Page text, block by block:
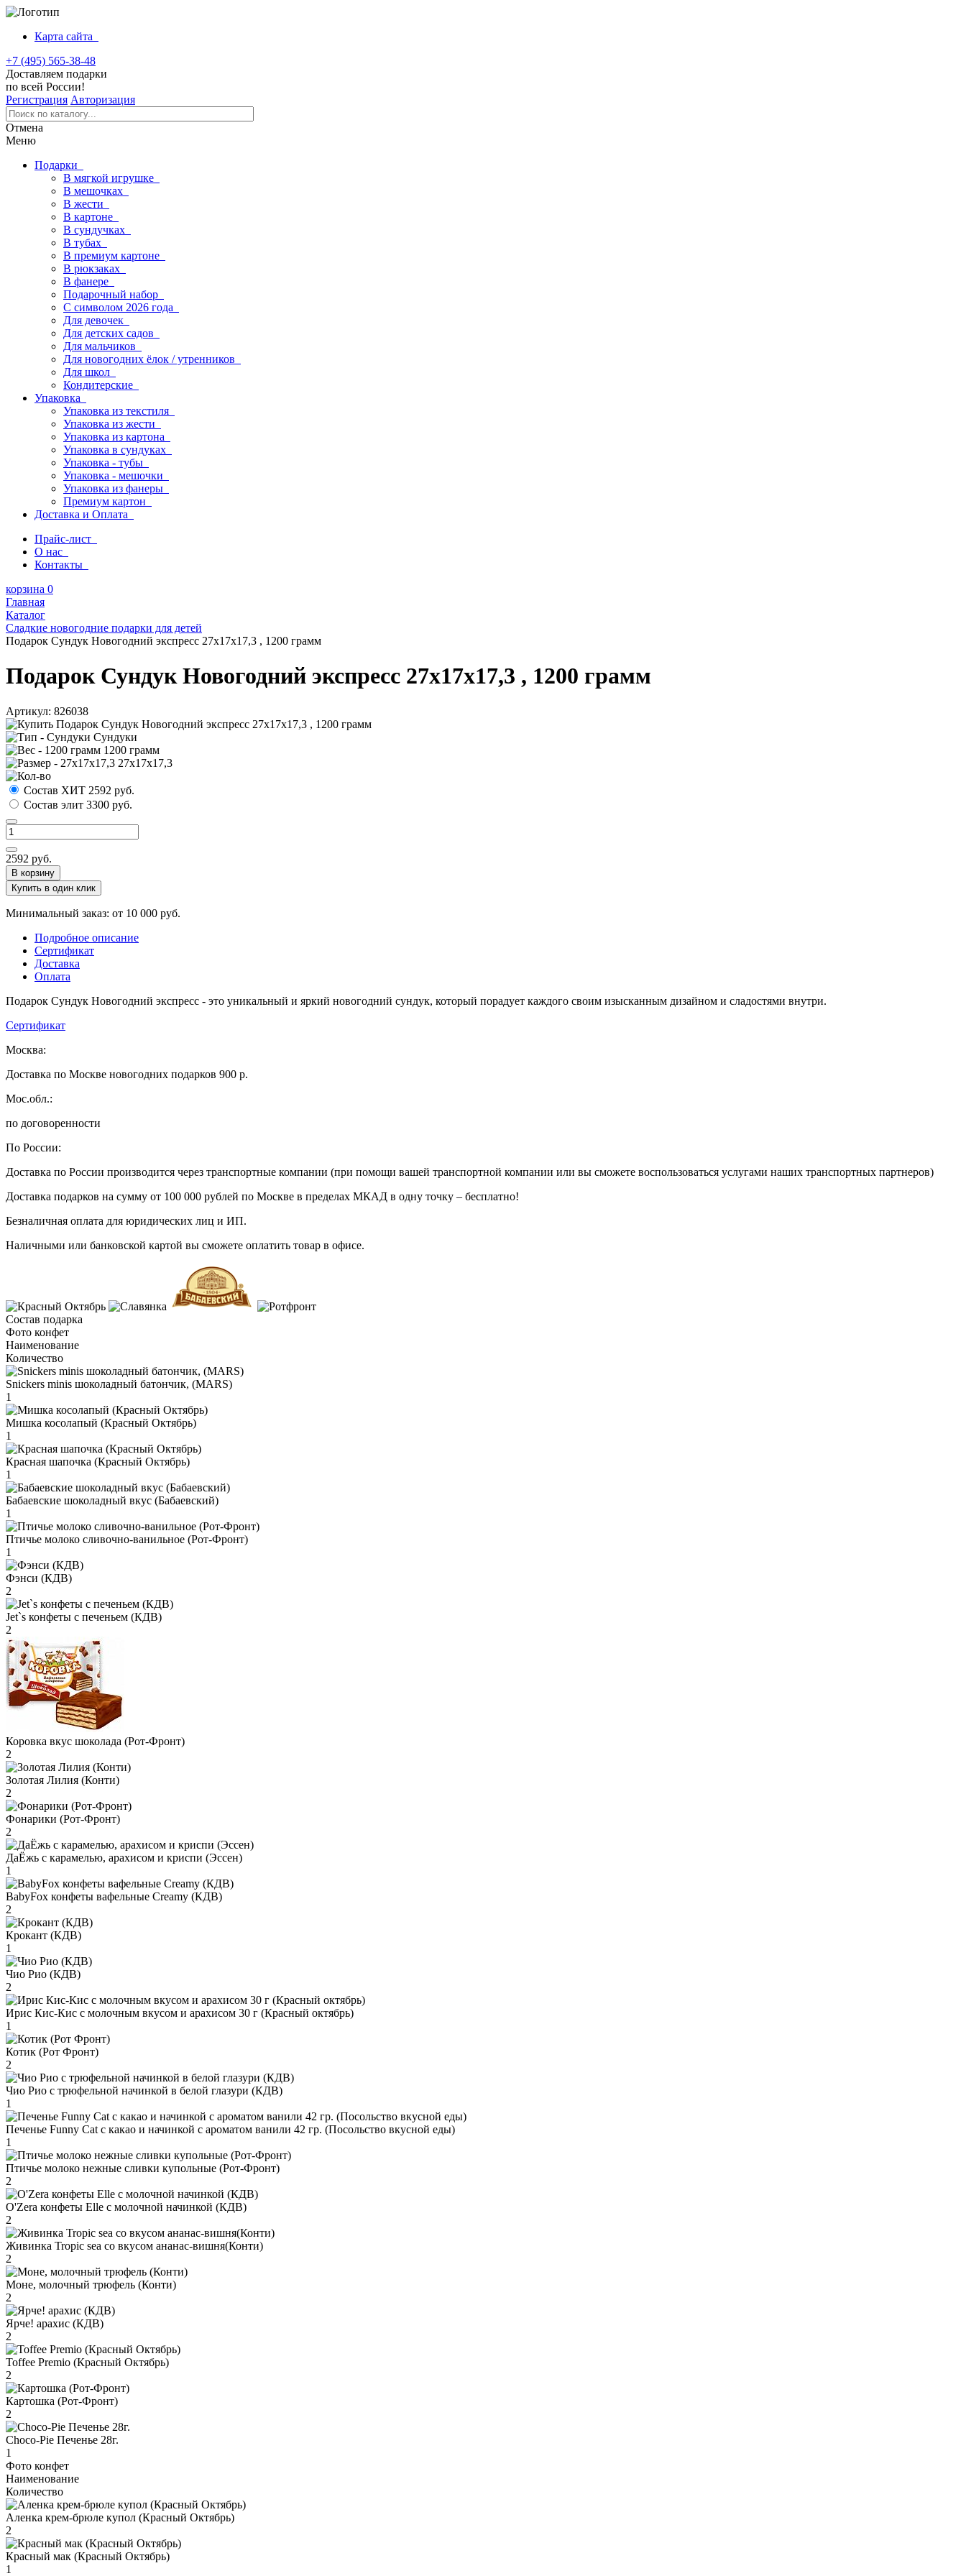
Карта сайта
+7 (495) 565-38-48
Доставляем подарки
по всей России!
Регистрация Авторизация
Отмена
Меню
Подарки
В мягкой игрушке
В мешочках
В жести
В картоне
В сундучках
В тубах
В премиум картоне
В рюкзаках
В фанере
Подарочный набор
С символом 2026 года
Для девочек
Для детских садов
Для мальчиков
Для новогодних ёлок / утренников
Для школ
Кондитерские
Упаковка
Упаковка из текстиля
Упаковка из жести
Упаковка из картона
Упаковка в сундуках
Упаковка - тубы
Упаковка - мешочки
Упаковка из фанеры
Премиум картон
Доставка и Оплата
Прайс-лист
О нас
Контакты
корзина 0
Главная
Каталог
Сладкие новогодние подарки для детей
Подарок Сундук Новогодний экспресс 27х17х17,3 , 1200 грамм
Подарок Сундук Новогодний экспресс 27х17х17,3 , 1200 грамм
Артикул: 826038
Сундуки
1200 грамм
27х17х17,3
Состав ХИТ 2592 руб.
Состав элит 3300 руб.
2592 руб.
В корзину
Купить в один клик
Минимальный заказ: от 10 000 руб.
Подробное описание
Сертификат
Доставка
Оплата
Подарок Сундук Новогодний экспресс - это уникальный и яркий новогодний сундук, который порадует каждого своим изысканным дизайном и сладостями внутри.
Сертификат
Москва:
Доставка по Москве новогодних подарков 900 р.
Мос.обл.:
по договоренности
По России:
Доставка по России производится через транспортные компании (при помощи вашей транспортной компании или вы сможете воспользоваться услугами наших транспортных партнеров)
Доставка подарков на сумму от 100 000 рублей по Москве в пределах МКАД в одну точку – бесплатно!
Безналичная оплата для юридических лиц и ИП.
Наличными или банковской картой вы сможете оплатить товар в офисе.
Состав подарка
Фото конфет
Наименование
Количество
Snickers minis шоколадный батончик, (MARS)
1
Мишка косолапый (Красный Октябрь)
1
Красная шапочка (Красный Октябрь)
1
Бабаевские шоколадный вкус (Бабаевский)
1
Птичье молоко сливочно-ванильное (Рот-Фронт)
1
Фэнси (КДВ)
2
Jet`s конфеты с печеньем (КДВ)
2
Коровка вкус шоколада (Рот-Фронт)
2
Золотая Лилия (Конти)
2
Фонарики (Рот-Фронт)
2
ДаЁжь с карамелью, арахисом и криспи (Эссен)
1
BabyFox конфеты вафельные Creamy (КДВ)
2
Крокант (КДВ)
1
Чио Рио (КДВ)
2
Ирис Кис-Кис с молочным вкусом и арахисом 30 г (Красный октябрь)
1
Котик (Рот Фронт)
2
Чио Рио с трюфельной начинкой в белой глазури (КДВ)
1
Печенье Funny Сat с какао и начинкой с ароматом ванили 42 гр. (Посольство вкусной еды)
1
Птичье молоко нежные сливки купольные (Рот-Фронт)
2
O'Zera конфеты Elle с молочной начинкой (КДВ)
2
Живинка Tropic sea со вкусом ананас-вишня(Конти)
2
Моне, молочный трюфель (Конти)
2
Ярче! арахис (КДВ)
2
Toffee Premio (Красный Октябрь)
2
Картошка (Рот-Фронт)
2
Choco-Pie Печенье 28г.
1
Фото конфет
Наименование
Количество
Аленка крем-брюле купол (Красный Октябрь)
2
Красный мак (Красный Октябрь)
1